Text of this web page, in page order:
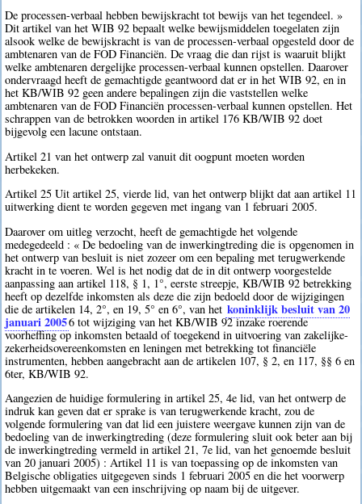
De processen-verbaal hebben bewijskracht tot bewijs van het tegendeel. »
Dit artikel van het WIB 92 bepaalt welke bewijsmiddelen toegelaten zijn
alsook welke de bewijskracht is van de processen-verbaal opgesteld door de
ambtenaren van de FOD Financiën. De vraag die dan rijst is waaruit blijkt
welke ambtenaren dergelijke processen-verbaal kunnen opstellen. Daarover
ondervraagd heeft de gemachtigde geantwoord dat er in het WIB 92, en in
het KB/WIB 92 geen andere bepalingen zijn die vaststellen welke
ambtenaren van de FOD Financiën processen-verbaal kunnen opstellen. Het
schrappen van de betrokken woorden in artikel 176 KB/WIB 92 doet
bijgevolg een lacune ontstaan.
Artikel 21 van het ontwerp zal vanuit dit oogpunt moeten worden
herbekeken.
Artikel 25 Uit artikel 25, vierde lid, van het ontwerp blijkt dat aan artikel 11
uitwerking dient te worden gegeven met ingang van 1 februari 2005.
Daarover om uitleg verzocht, heeft de gemachtigde het volgende
medegedeeld : « De bedoeling van de inwerkingtreding die is opgenomen in
het ontwerp van besluit is niet zozeer om een bepaling met terugwerkende
kracht in te voeren. Wel is het nodig dat de in dit ontwerp voorgestelde
aanpassing aan artikel 118, § 1, 1°, eerste streepje, KB/WIB 92 betrekking
heeft op dezelfde inkomsten als deze die zijn bedoeld door de wijzigingen
die de artikelen 14, 2°, en 19, 5° en 6°, van het koninklijk besluit van 20
januari 20056 tot wijziging van het KB/WIB 92 inzake roerende
voorheffing op inkomsten betaald of toegekend in uitvoering van zakelijke-
zekerheidsovereenkomsten en leningen met betrekking tot financiële
instrumenten, hebben aangebracht aan de artikelen 107, § 2, en 117, §§ 6 en
6ter, KB/WIB 92.
Aangezien de huidige formulering in artikel 25, 4e lid, van het ontwerp de
indruk kan geven dat er sprake is van terugwerkende kracht, zou de
volgende formulering van dat lid een juistere weergave kunnen zijn van de
bedoeling van de inwerkingtreding (deze formulering sluit ook beter aan bij
de inwerkingtreding vermeld in artikel 21, 7e lid, van het genoemde besluit
van 20 januari 2005) : Artikel 11 is van toepassing op de inkomsten van
Belgische obligaties uitgegeven sinds 1 februari 2005 en die het voorwerp
hebben uitgemaakt van een inschrijving op naam bij de uitgever.